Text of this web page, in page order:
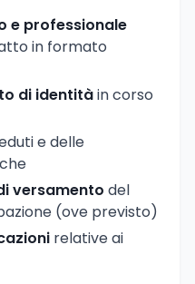
e professionale
in formato
di identitàin corso
e delle
versamento del
(ove previsto)
relative ai